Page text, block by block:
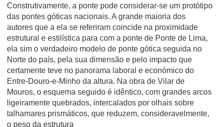
Construtivamente, a ponte pode considerar-se um protótipo
das pontes góticas nacionais. A grande maioria dos
autores que a ela se referiram coincide na proximidade
estrutural e estilística para com a ponte de Ponte de Lima,
ela sim o verdadeiro modelo de ponte gótica seguida no
Norte do país, pela sua dimensão e pelo impacto que
certamente teve no panorama laboral e económico do
Entre-Douro-e-Minho da altura. Na obra de Vilar de
Mouros, o esquema seguido é idêntico, com grandes arcos
ligeiramente quebrados, intercalados por olhais sobre
talhamares prismáticos, que reduzem, consideravelmente,
o peso da estrutura